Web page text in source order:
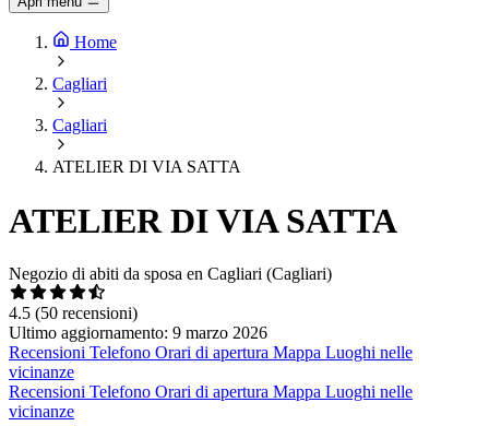
Home
Cagliari
Cagliari
ATELIER DI VIA SATTA
ATELIER DI VIA SATTA
Negozio di abiti da sposa en Cagliari (Cagliari)
4.5 (50 recensioni)
Ultimo aggiornamento: 9 marzo 2026
Recensioni Telefono Orari di apertura Mappa Luoghi nelle
vicinanze
Recensioni Telefono Orari di apertura Mappa Luoghi nelle
vicinanze